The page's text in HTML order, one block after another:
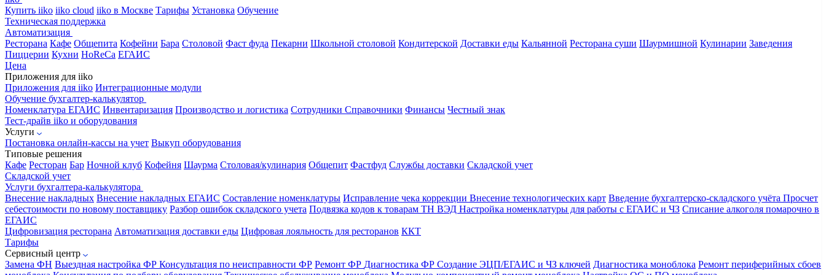
Купить iiko iiko cloud iiko в Москве Тарифы Установка Обучение
Техническая поддержка
Автоматизация
Ресторана Кафе Общепита Кофейни Бара Столовой Фаст фуда Пекарни Школьной столовой Кондитерской Доставки еды Кальянной Ресторана суши Шаурмишной Кулинарии Заведения
Пиццерии Кухни HoReCa ЕГАИС
Цена
Приложения для iiko
Приложения для iiko Интеграционные модули
Обучение бухгалтер-калькулятор
Номенклатура ЕГАИС Инвентаризация Производство и логистика Сотрудники Справочники Финансы Честный знак
Тест-драйв iiko и оборудования
Услуги
Постановка онлайн-кассы на учет Выкуп оборудования
Типовые решения
Кафе Ресторан Бар Ночной клуб Кофейня Шаурма Столовая/кулинария Общепит Фастфуд Службы доставки Складской учет
Складской учет
Услуги бухгалтера-калькулятора
Внесение накладных Внесение накладных ЕГАИС Составление номенклатуры Исправление чека коррекции Внесение технологических карт Введение бухгалтерско-складского учёта Просчет
себестоимости по новому поставщику Разбор ошибок складского учета Подвязка кодов к товарам ТН ВЭД Настройка номенклатуры для работы с ЕГАИС и ЧЗ Списание алкоголя помарочно в
ЕГАИС
Цифровизация ресторана Автоматизация доставки еды Цифровая лояльность для ресторанов ККТ
Тарифы
Сервисный центр
Замена ФН Выездная настройка ФР Консультация по неисправности ФР Ремонт ФР Диагностика ФР Создание ЭЦП/ЕГАИС и ЧЗ ключей Диагностика моноблока Ремонт периферийных сбоев